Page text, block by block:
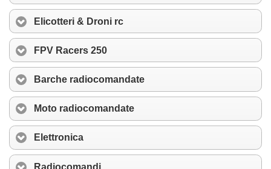
Elicotteri & Droni rc
FPV Racers 250
Barche radiocomandate
Moto radiocomandate
Elettronica
Radiocomandi